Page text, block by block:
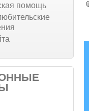
помощь